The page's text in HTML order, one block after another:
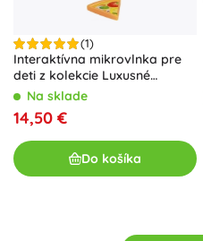
(1)
Interaktívna mikrovlnka pre
deti z kolekcie Luxusné
spotrebiče
Na sklade
14,50 €
Do košíka